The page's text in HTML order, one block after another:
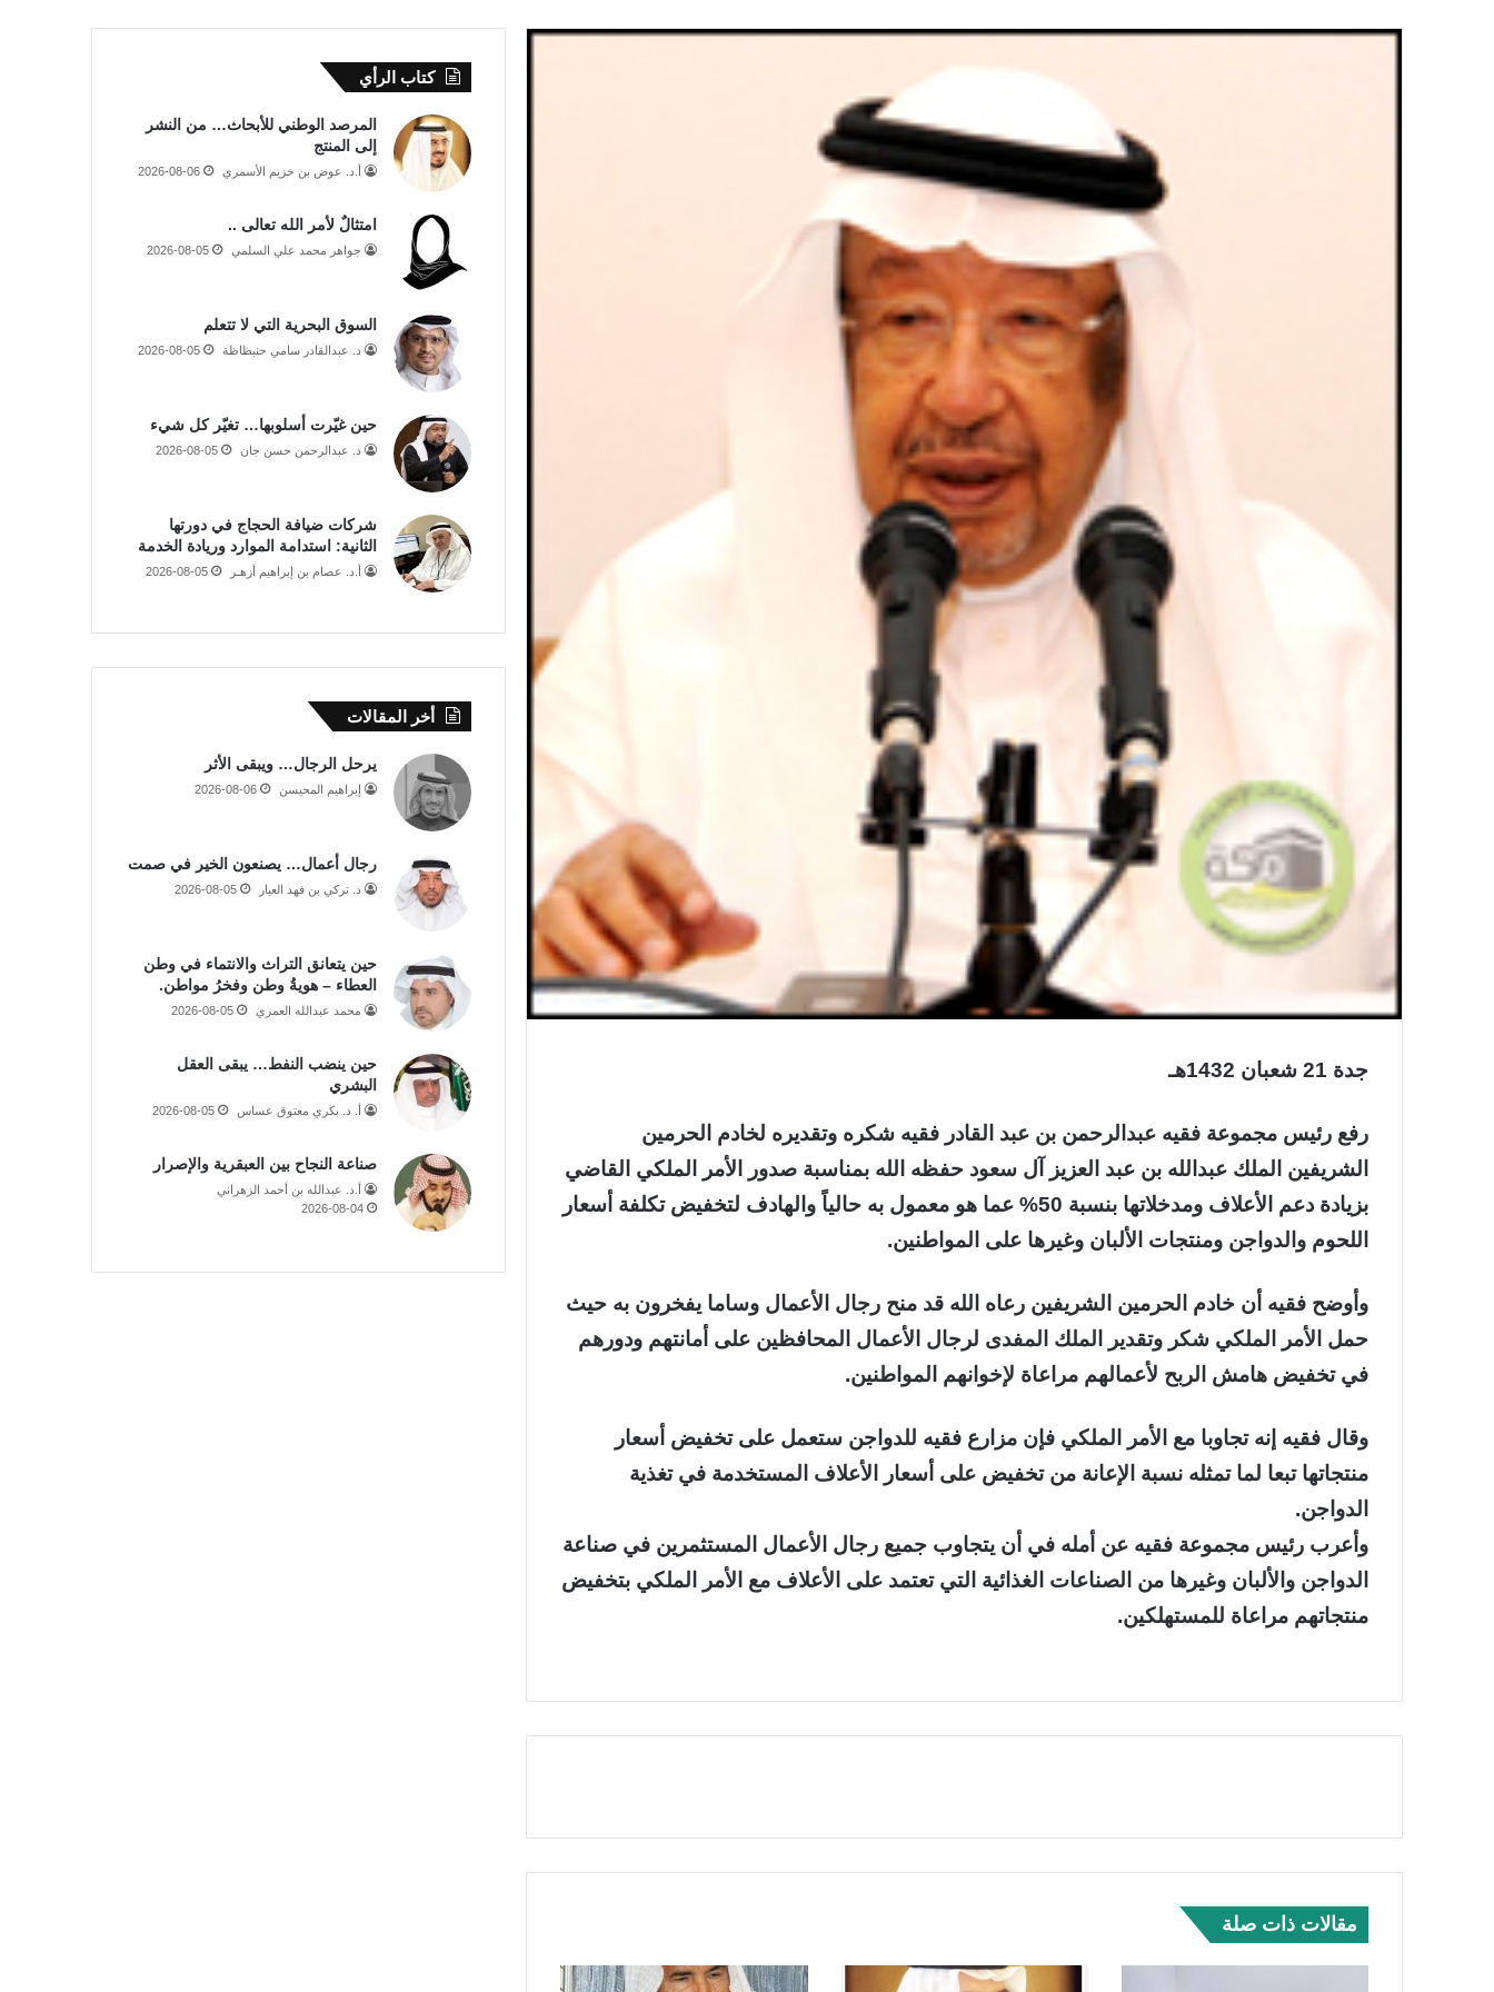
جدة 21 شعبان 1432هـ
رفع رئيس مجموعة فقيه عبدالرحمن بن عبد القادر فقيه شكره وتقديره لخادم الحرمين
الشريفين الملك عبدالله بن عبد العزيز آل سعود حفظه الله بمناسبة صدور الأمر الملكي القاضي
بزيادة دعم الأعلاف ومدخلاتها بنسبة 50% عما هو معمول به حالياً والهادف لتخفيض تكلفة أسعار
اللحوم والدواجن ومنتجات الألبان وغيرها على المواطنين.
وأوضح فقيه أن خادم الحرمين الشريفين رعاه الله قد منح رجال الأعمال وساما يفخرون به حيث
حمل الأمر الملكي شكر وتقدير الملك المفدى لرجال الأعمال المحافظين على أمانتهم ودورهم
في تخفيض هامش الربح لأعمالهم مراعاة لإخوانهم المواطنين.
وقال فقيه إنه تجاوبا مع الأمر الملكي فإن مزارع فقيه للدواجن ستعمل على تخفيض أسعار
منتجاتها تبعا لما تمثله نسبة الإعانة من تخفيض على أسعار الأعلاف المستخدمة في تغذية
الدواجن.
وأعرب رئيس مجموعة فقيه عن أمله في أن يتجاوب جميع رجال الأعمال المستثمرين في صناعة
الدواجن والألبان وغيرها من الصناعات الغذائية التي تعتمد على الأعلاف مع الأمر الملكي بتخفيض
منتجاتهم مراعاة للمستهلكين.
مقالات ذات صلة
كتاب الرأي
المرصد الوطني للأبحاث… من النشر
إلى المنتج
أ.د. عوض بن خزيم الأسمري 2026-08-06
امتثالٌ لأمر الله تعالى ..
جواهر محمد علي السلمي 2026-08-05
السوق البحرية التي لا تتعلم
د. عبدالقادر سامي حنبظاظة 2026-08-05
حين غيّرت أسلوبها… تغيّر كل شيء
د. عبدالرحمن حسن جان 2026-08-05
شركات ضيافة الحجاج في دورتها
الثانية: استدامة الموارد وريادة الخدمة
أ.د. عصام بن إبراهيم أزهـر 2026-08-05
أخر المقالات
يرحل الرجال… ويبقى الأثر
إبراهيم المحيسن 2026-08-06
رجال أعمال… يصنعون الخير في صمت
د. تركي بن فهد العيار 2026-08-05
حين يتعانق التراث والانتماء في وطن
العطاء – هويةُ وطن وفخرُ مواطن.
محمد عبدالله العمري 2026-08-05
حين ينضب النفط… يبقى العقل
البشري
أ. د. بكري معتوق عساس 2026-08-05
صناعة النجاح بين العبقرية والإصرار
أ.د. عبدالله بن أحمد الزهراني
2026-08-04